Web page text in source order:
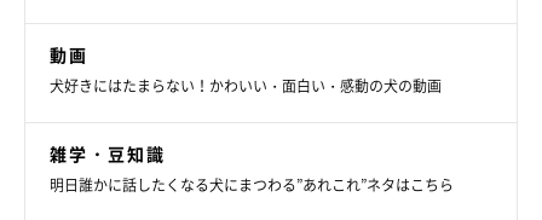
家族になってくれたもち吉くんには、感謝の
気持ちでいっぱい
動画
犬好きにはたまらない！かわいい・面白い・感動の犬の動画
雑学・豆知識
明日誰かに話したくなる犬にまつわる”あれこれ”ネタはこちら